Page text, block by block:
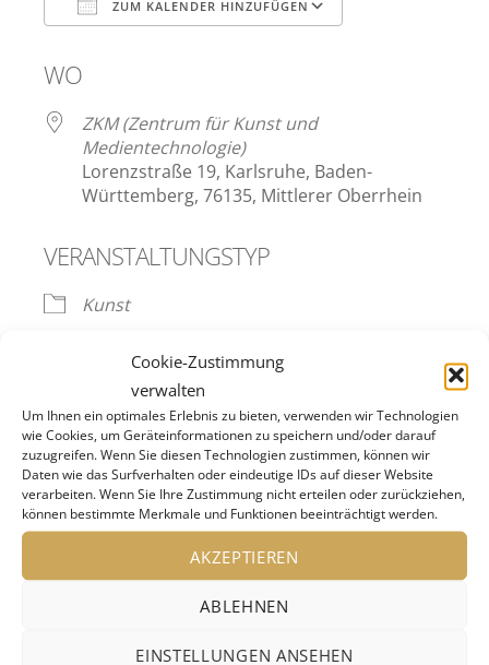
Cookie-Zustimmung
verwalten
Um Ihnen ein optimales Erlebnis zu bieten, verwenden wir Technologien
wie Cookies, um Geräteinformationen zu speichern und/oder darauf
zuzugreifen. Wenn Sie diesen Technologien zustimmen, können wir
Daten wie das Surfverhalten oder eindeutige IDs auf dieser Website
verarbeiten. Wenn Sie Ihre Zustimmung nicht erteilen oder zurückziehen,
können bestimmte Merkmale und Funktionen beeinträchtigt werden.
AKZEPTIEREN
ABLEHNEN
EINSTELLUNGEN ANSEHEN
ZUM KALENDER HINZUFÜGEN
WO
ZKM (Zentrum für Kunst und
Medientechnologie)
Lorenzstraße 19, Karlsruhe, Baden-
Württemberg, 76135, Mittlerer Oberrhein
VERANSTALTUNGSTYP
Kunst
Ausstellung vom 07.06.2025 bis zum 01.02.2026.
Die Ausstellung zeigt eine umfassende
Retrospektive des belgischen Film- und
Medienkünstlers Johan Grimonprez. Sein
vielfältiges Werk bewegt sich archäologisch an
den Grenzen unserer heutigen
Medienlandschaft. Grimonprez kombiniert
Werbung, Kino- und Amateurfilmen sowie dem